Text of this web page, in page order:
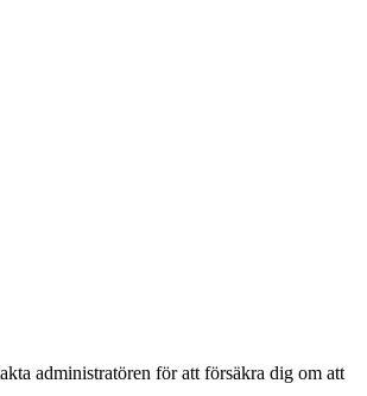
administratören för att försäkra dig om att